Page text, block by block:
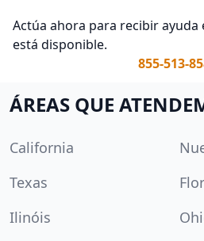
Actúa ahora para recibir
está disponible.
855-513-
ÁREAS QUE
California
Texas
Ilinóis